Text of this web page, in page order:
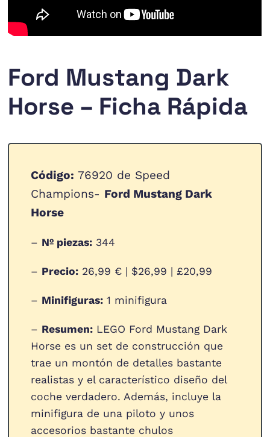
Ford Mustang Dark
Horse – Ficha Rápida
Código: 76920 de Speed
Champions- Ford Mustang Dark
Horse
– Nº piezas:344
– Precio:26,99 € | $26,99 | £20,99
– Minifiguras:1 minifigura
– Resumen:LEGO Ford Mustang Dark
Horse es un set de construcción que
trae un montón de detalles bastante
realistas y el característico diseño del
coche verdadero. Además, incluye la
minifigura de una piloto y unos
accesorios bastante chulos